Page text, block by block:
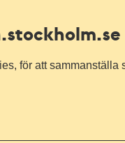
.stockholm.se
för att sammanställa